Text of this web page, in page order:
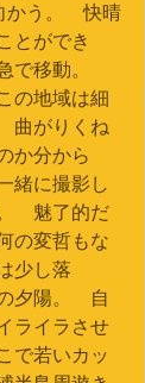
かう。　快晴
とができ
で移動。
の地域は細
曲がりくね
か分から
緒に撮影し
　魅了的だ
の変哲もな
少し落
夕陽。　自
ライラさせ
で若いカッ